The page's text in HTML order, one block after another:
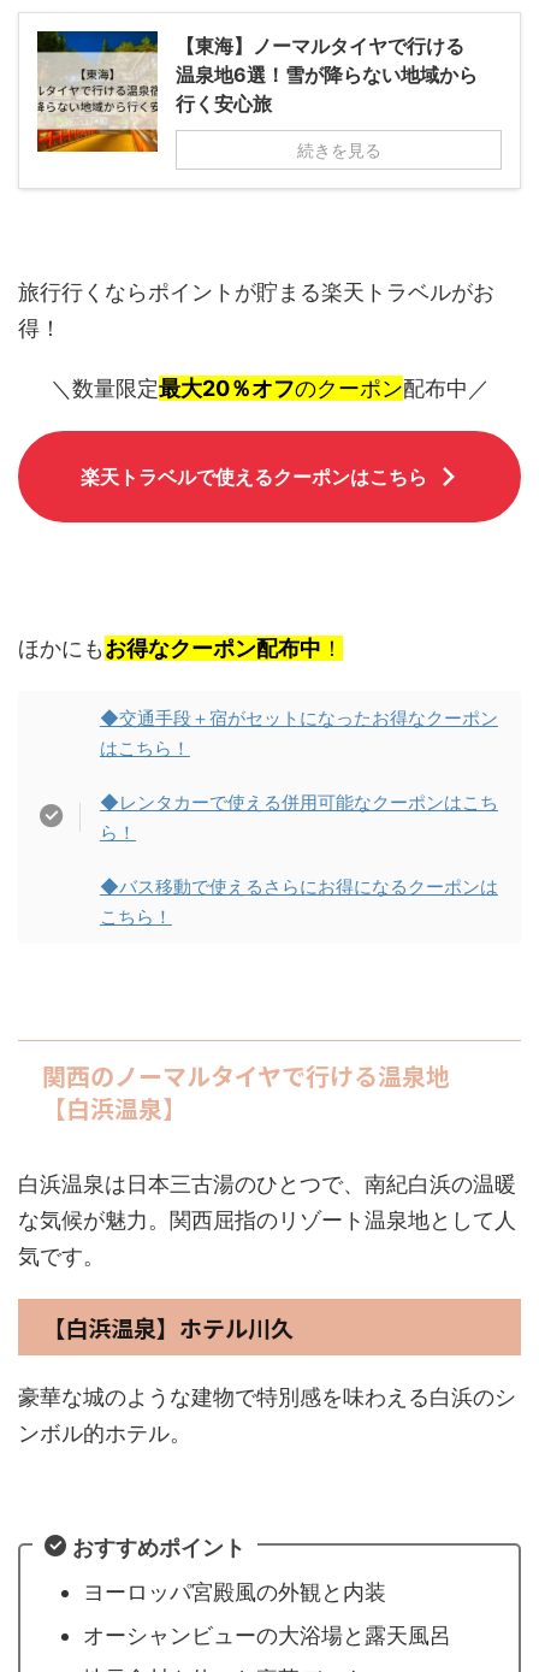
【東海】ノーマルタイヤで行ける
温泉地6選！雪が降らない地域から
行く安心旅
続きを見る
旅行行くならポイントが貯まる楽天トラベルがお
得！
＼数量限定最大20％オフのクーポン配布中／
楽天トラベルで使えるクーポンはこちら
ほかにもお得なクーポン配布中 ！
◆交通手段＋宿がセットになったお得なクーポン
はこちら！
◆レンタカーで使える併用可能なクーポンはこち
ら！
◆バス移動で使えるさらにお得になるクーポンは
こちら！
関西のノーマルタイヤで行ける温泉地
【白浜温泉】
白浜温泉は日本三古湯のひとつで、南紀白浜の温暖
な気候が魅力。関西屈指のリゾート温泉地として人
気です。
【白浜温泉】ホテル川久
豪華な城のような建物で特別感を味わえる白浜のシ
ンボル的ホテル。
おすすめポイント
ヨーロッパ宮殿風の外観と内装
オーシャンビューの大浴場と露天風呂